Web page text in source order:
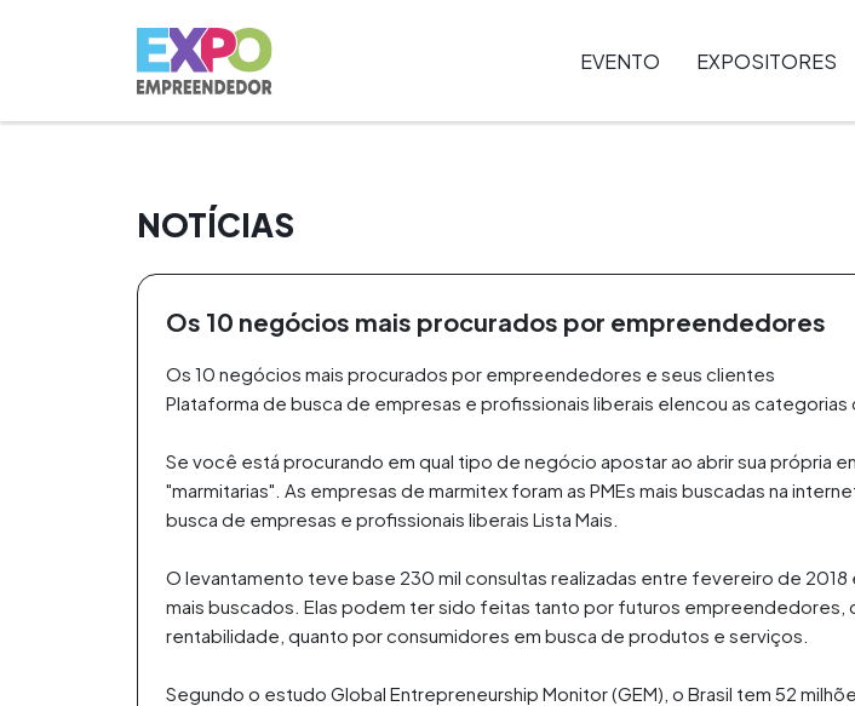
EVENTO EXPOSITORES
NOTÍCIAS
Os 10 negócios mais procurados por empreendedores
Os 10 negócios mais procurados por empreendedores e seus clientes
Plataforma de busca de empresas e profissionais liberais elencou as categorias
Se você está procurando em qual tipo de negócio apostar ao abrir sua própria
"marmitarias". As empresas de marmitex foram as PMEs mais buscadas na
busca de empresas e profissionais liberais Lista Mais.
O levantamento teve base 230 mil consultas realizadas entre fevereiro de
mais buscados. Elas podem ter sido feitas tanto por futuros empreendedores,
rentabilidade, quanto por consumidores em busca de produtos e serviços.
Segundo o estudo Global Entrepreneurship Monitor (GEM), o Brasil tem 52